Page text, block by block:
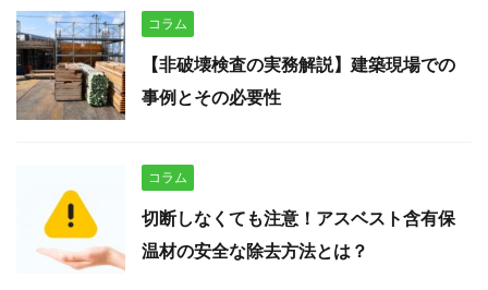
コラム
【非破壊検査の実務解説】建築現場での
事例とその必要性
コラム
切断しなくても注意！アスベスト含有保
温材の安全な除去方法とは？